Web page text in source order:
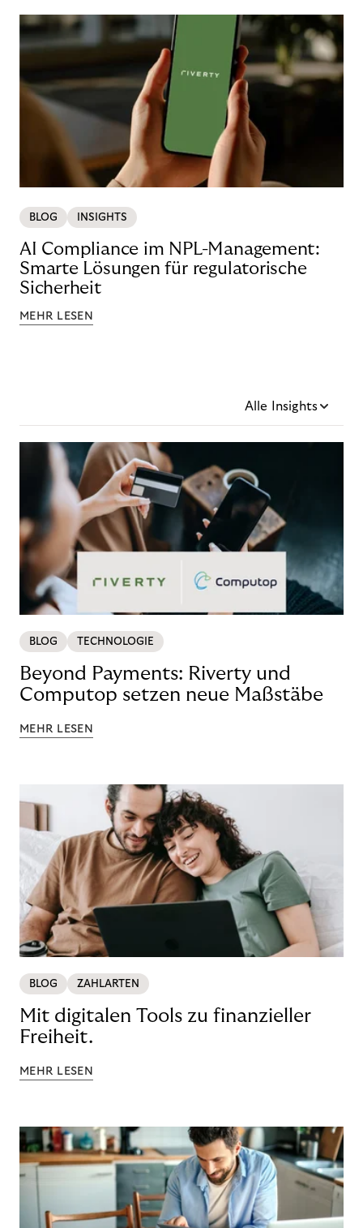
BLOG INSIGHTS
AI Compliance im NPL-Management:
Smarte Lösungen für regulatorische
Sicherheit
MEHR LESEN
Alle Insights
BLOG TECHNOLOGIE
Beyond Payments: Riverty und
Computop setzen neue Maßstäbe
MEHR LESEN
BLOG ZAHLARTEN
Mit digitalen Tools zu finanzieller
Freiheit.
MEHR LESEN